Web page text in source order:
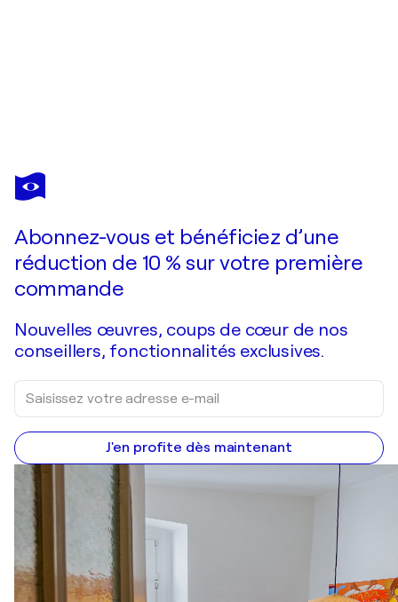
CECILIA ANDONAEGUI
Ama todo lo que hagas
Abonnez-vous et bénéficiez d’une
réduction de 10 % sur votre première
commande
Nouvelles œuvres, coups de cœur de nos
conseillers, fonctionnalités exclusives.
J'en profite dès maintenant